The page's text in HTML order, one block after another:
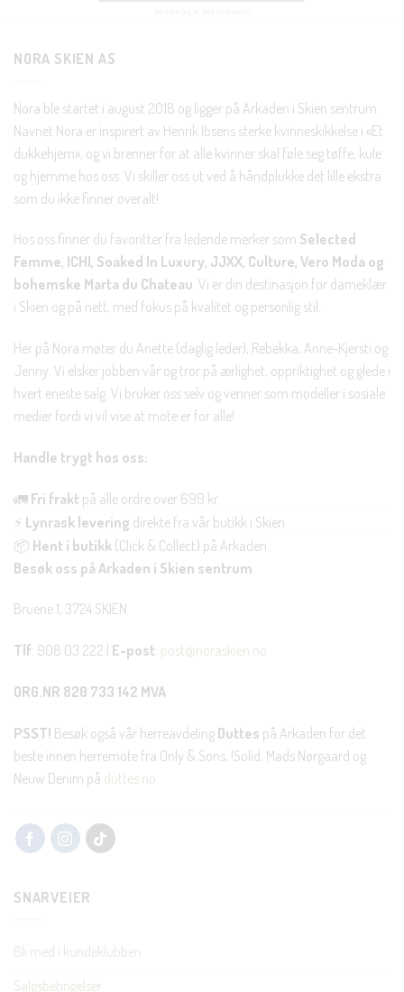
NORA SKIEN AS
Nora ble startet i august 2018 og ligger på Arkaden i Skien sentrum.
Navnet Nora er inspirert av Henrik Ibsens sterke kvinneskikkelse i «Et
dukkehjem», og vi brenner for at alle kvinner skal føle seg tøffe, kule
og hjemme hos oss. Vi skiller oss ut ved å håndplukke det lille ekstra
som du ikke finner overalt!
Hos oss finner du favoritter fra ledende merker som Selected
Femme, ICHI, Soaked In Luxury, JJXX, Culture, Vero Moda og
bohemske Marta du Chateau. Vi er din destinasjon for dameklær
i Skien og på nett, med fokus på kvalitet og personlig stil.
Her på Nora møter du Anette (daglig leder), Rebekka, Anne-Kjersti og
Jenny. Vi elsker jobben vår og tror på ærlighet, oppriktighet og glede i
hvert eneste salg. Vi bruker oss selv og venner som modeller i sosiale
medier fordi vi vil vise at mote er for alle!
Handle trygt hos oss:
🚛 Fri frakt på alle ordre over 699 kr.
⚡ Lynrask levering direkte fra vår butikk i Skien.
📦 Hent i butikk (Click & Collect) på Arkaden.
Besøk oss på Arkaden i Skien sentrum
Bruene 1, 3724 SKIEN
Tlf: 908 03 222 | E-post: post@noraskien.no
ORG.NR 820 733 142 MVA
PSST! Besøk også vår herreavdeling Duttes på Arkaden for det
beste innen herremote fra Only & Sons, !Solid, Mads Nørgaard og
Neuw Denim på duttes.no
SNARVEIER
Bli med i kundeklubben
Salgsbetingelser